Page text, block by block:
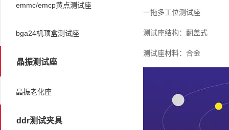
一拖多工位测试座
测试座结构：翻盖式
测试座材料：合金
emmc/emcp黄点测试座
bga24机顶盒测试座
晶振测试座
晶振老化座
ddr测试夹具